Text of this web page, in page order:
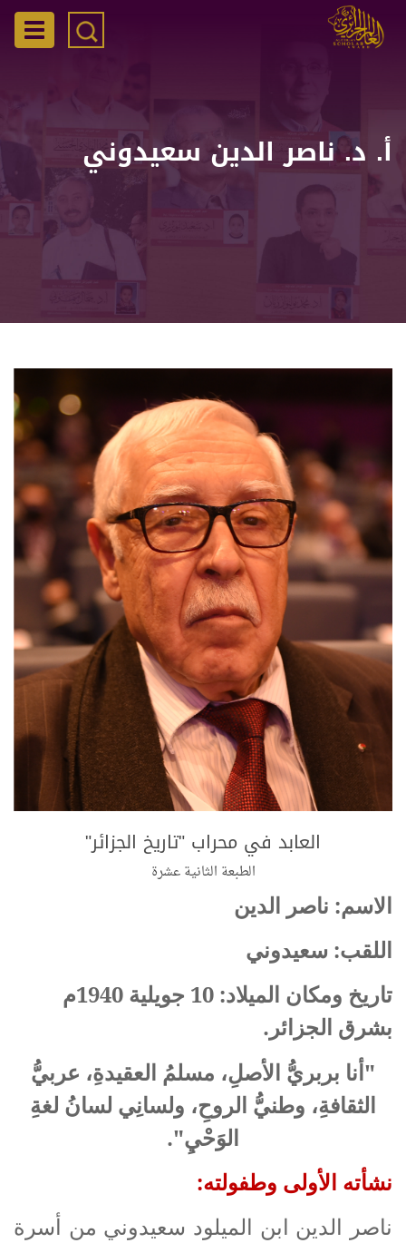
المحتوى
أ. د. ناصر الدين سعيدوني
العابد في محراب "تاريخ الجزائر"
الطبعة الثانية عشرة
الاسم: ناصر الدين
اللقب: سعيدوني
تاريخ ومكان الميلاد: 10 جويلية 1940م
بشرق الجزائر.
"أنا بربريُّ الأصلِ، مسلمُ العقيدةِ، عربيُّ
الثقافةِ، وطنيُّ الروحِ، ولسانِي لسانُ لغةِ
الوَحْيِ".
نشأته الأولى وطفولته:
ناصر الدين ابن الميلود سعيدوني من أسرة